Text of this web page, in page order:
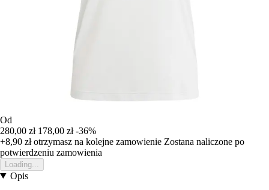
Od
280,00 zł 178,00 zł -36%
+8,90 złotrzymasz na kolejne zamowienie Zostana naliczone po
potwierdzeniu zamowienia
Loading...
Opis